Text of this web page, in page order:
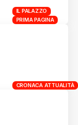
IL PALAZZO
PRIMA PAGINA
CRONACA ATTUALITÀ